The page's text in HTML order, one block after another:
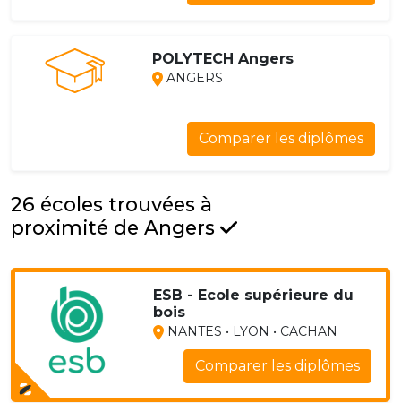
POLYTECH Angers
ANGERS
Comparer les diplômes
26 écoles trouvées à
proximité de Angers
ESB - Ecole supérieure du
bois
NANTES • LYON • CACHAN
Comparer les diplômes